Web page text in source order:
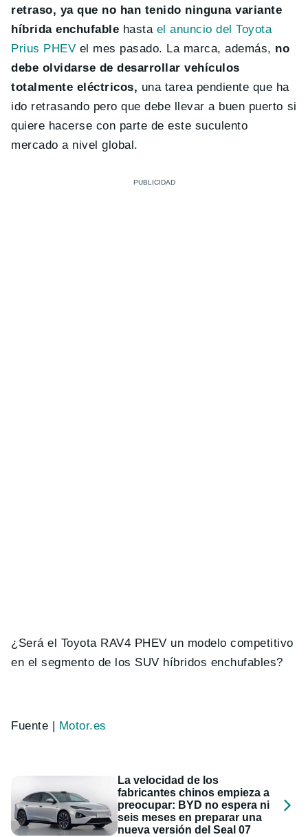
retraso, ya que no han tenido ninguna variante
híbrida enchufable hasta el anuncio del Toyota
Prius PHEV el mes pasado. La marca, además, no
debe olvidarse de desarrollar vehículos
totalmente eléctricos, una tarea pendiente que ha
ido retrasando pero que debe llevar a buen puerto si
quiere hacerse con parte de este suculento
mercado a nivel global.
¿Será el Toyota RAV4 PHEV un modelo competitivo
en el segmento de los SUV híbridos enchufables?
Fuente | Motor.es
La velocidad de los
fabricantes chinos empieza a
preocupar: BYD no espera ni
seis meses en preparar una
nueva versión del Seal 07